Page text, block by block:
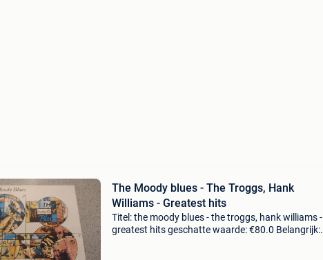
The Moody blues - The Troggs, Hank
Williams - Greatest hits
Titel: the moody blues - the troggs, hank williams -
greatest hits geschatte waarde: €80.0 Belangrijk: